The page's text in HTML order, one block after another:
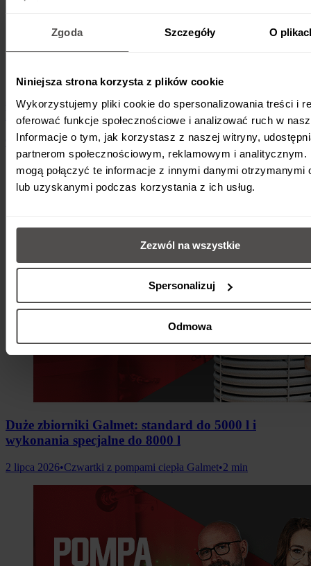
Zgoda Szczegóły O
Niniejsza strona korzysta z plików cookie
Wykorzystujemy pliki cookie do spersonalizowania treści i
oferować funkcje społecznościowe i analizować ruch w
Informacje o tym, jak korzystasz z naszej witryny,
partnerom społecznościowym, reklamowym i analitycznym.
mogą połączyć te informacje z innymi danymi otrzymanymi
lub uzyskanymi podczas korzystania z ich usług.
Zezwól na wszystkie
Spersonalizuj
Odmowa
Jak podłączyć pompę ciepła do internetu? |
Maxima, Maxima Compact, Airmax²
9 lipca 2026•Czwartki z pompami ciepła Galmet• 1 min
Duże zbiorniki Galmet: standard do 5000 l i
wykonania specjalne do 8000 l
2 lipca 2026•Czwartki z pompami ciepła Galmet•2 min